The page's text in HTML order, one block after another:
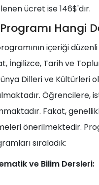
ücret ise 146$'dır.
Hangi
içeriği
İngilizce, Tarih ve
Dilleri ve Kültürleri
Öğrencilere,
Fakat,
önerilmektedir.
sıraladık:
ve Bilim Dersleri: